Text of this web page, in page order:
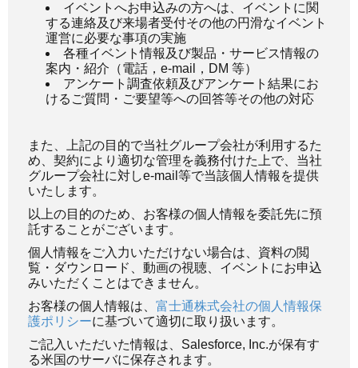
イベントへお申込みの方へは、イベントに関
する連絡及び来場者受付その他の円滑なイベント
運営に必要な事項の実施
各種イベント情報及び製品・サービス情報の
案内・紹介（電話，e-mail，DM 等）
アンケート調査依頼及びアンケート結果にお
けるご質問・ご要望等への回答等その他の対応
また、上記の目的で当社グループ会社が利用するた
め、契約により適切な管理を義務付けた上で、当社
グループ会社に対しe-mail等で当該個人情報を提供
いたします。
以上の目的のため、お客様の個人情報を委託先に預
託することがございます。
個人情報をご入力いただけない場合は、資料の閲
覧・ダウンロード、動画の視聴、イベントにお申込
みいただくことはできません。
お客様の個人情報は、 富士通株式会社の個人情報保
護ポリシーに基づいて適切に取り扱います。
ご記入いただいた情報は、Salesforce, Inc.が保有す
る米国のサーバに保存されます。